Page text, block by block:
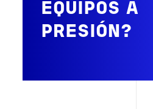
EQUIPOS A
PRESIÓN?